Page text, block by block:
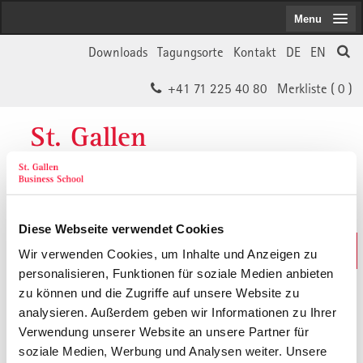
Diese Webseite verwendet Cookies
Wir verwenden Cookies, um Inhalte und Anzeigen zu
personalisieren, Funktionen für soziale Medien anbieten
zu können und die Zugriffe auf unsere Website zu
analysieren. Außerdem geben wir Informationen zu Ihrer
Verwendung unserer Website an unsere Partner für
soziale Medien, Werbung und Analysen weiter. Unsere
EN
DE
Kontakt
Tagungsorte
Downloads
Merkliste ( 0 )
+41 71 225 40 80
St. Gallen
Business School
Weiterbildungs-Suche
In 30 Sekunden das Passende finden
Menu
Der von Ihnen gesuchte Inhalt ist